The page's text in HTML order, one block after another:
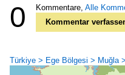
0 Kommentare, Alle
Kommentar
Türkiye > Ege Bölgesi > Muğla